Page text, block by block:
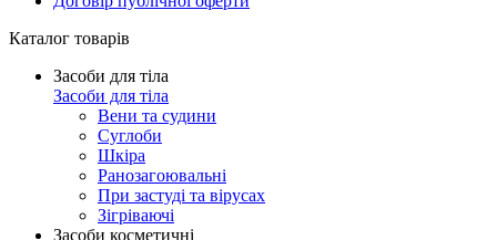
Каталог товарів
Засоби для тіла
Засоби для тіла
Вени та судини
Суглоби
Шкіра
Ранозагоювальні
При застуді та вірусах
Зігріваючі
Засоби косметичні